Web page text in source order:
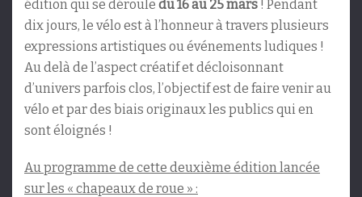
édition qui se déroule du 16 au 25 mars ! Pendant
dix jours, le vélo est à l’honneur à travers plusieurs
expressions artistiques ou événements ludiques !
Au delà de l’aspect créatif et décloisonnant
d’univers parfois clos, l’objectif est de faire venir au
vélo et par des biais originaux les publics qui en
sont éloignés !
Au programme de cette deuxième édition lancée
sur les « chapeaux de roue » :